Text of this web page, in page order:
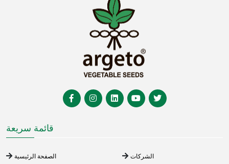
قائمة سريعة
الصفحة الرئيسية
الشركات